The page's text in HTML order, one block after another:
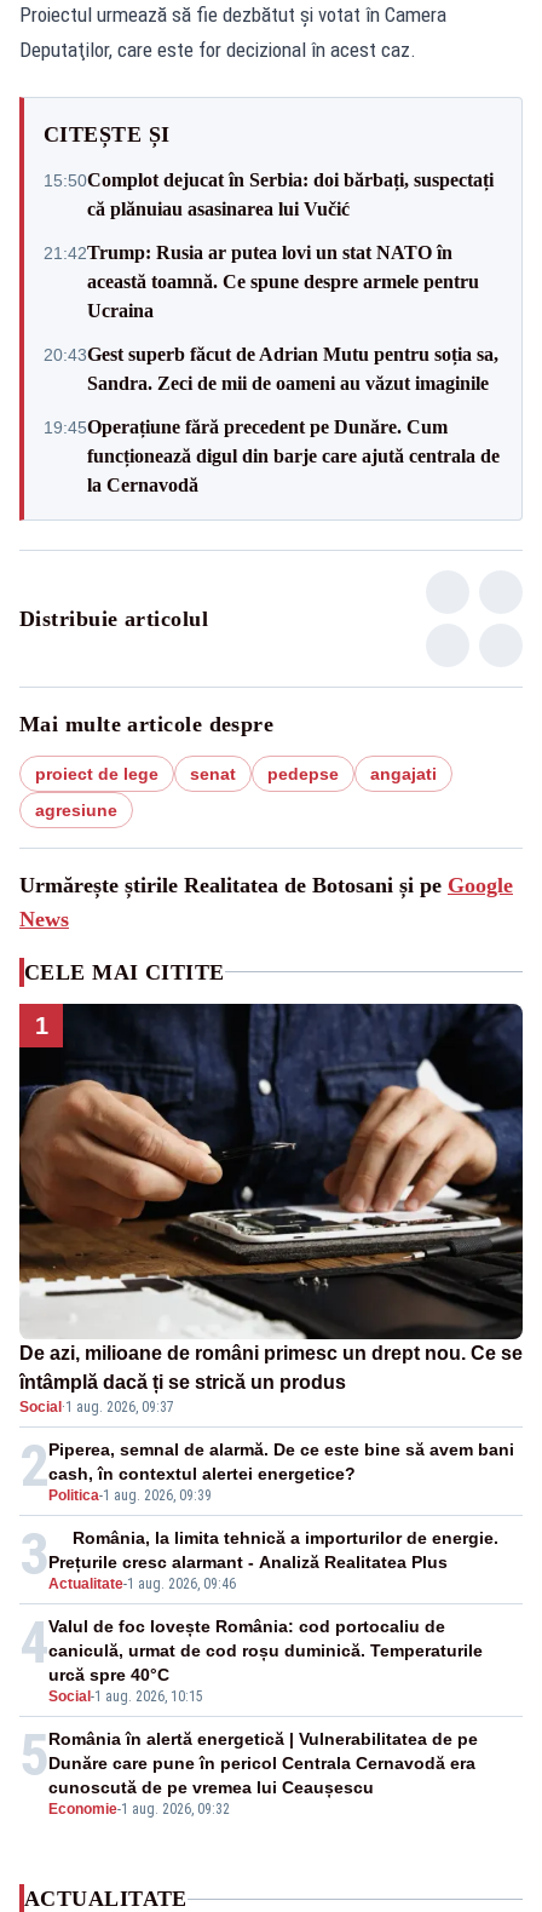
Proiectul urmează să fie dezbătut şi votat în Camera
Deputaţilor, care este for decizional în acest caz.
CITEȘTE ȘI
15:50Complot dejucat în Serbia: doi bărbați, suspectați
că plănuiau asasinarea lui Vučić
21:42Trump: Rusia ar putea lovi un stat NATO în
această toamnă. Ce spune despre armele pentru
Ucraina
20:43Gest superb făcut de Adrian Mutu pentru soția sa,
Sandra. Zeci de mii de oameni au văzut imaginile
19:45Operațiune fără precedent pe Dunăre. Cum
funcționează digul din barje care ajută centrala de
la Cernavodă
Distribuie articolul
Mai multe articole despre
proiect de lege senat pedepse
angajati
agresiune
Urmărește știrile Realitatea de Botosani și pe Google
News
CELE MAI CITITE
1
De azi, milioane de români primesc un drept nou. Ce se
întâmplă dacă ți se strică un produs
Social ·1 aug. 2026, 09:37
2 Politica-1 aug. 2026, 09:39
Piperea, semnal de alarmă. De ce este bine să avem bani
cash, în contextul alertei energetice?
3Actualitate-1 aug. 2026, 09:46
România, la limita tehnică a importurilor de energie.
Prețurile cresc alarmant - Analiză Realitatea Plus
4
Social -1 aug. 2026, 10:15
Valul de foc lovește România: cod portocaliu de
caniculă, urmat de cod roșu duminică. Temperaturile
urcă spre 40°C
5
Economie-1 aug. 2026, 09:32
România în alertă energetică | Vulnerabilitatea de pe
Dunăre care pune în pericol Centrala Cernavodă era
cunoscută de pe vremea lui Ceaușescu
ACTUALITATE